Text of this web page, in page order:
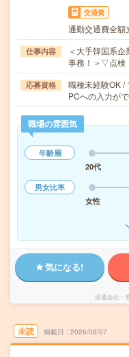
交通費
通勤交通費全額
仕事内容
＜大手韓国系
事務！＞▽点検
応募資格
職種未経験OK /
PCへの入力が
職場の雰囲気
年齢層
20代
男女比率
女性
気になる!
派遣会社
未読 掲載日 2026/08/07